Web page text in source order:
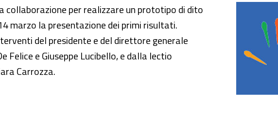
di un sistema protesico nelle amputazioni digitali della
collaborazione per realizzare un prototipo di dito
marzo la presentazione dei primi risultati.
del presidente e del direttore generale
Felice e Giuseppe Lucibello, e dalla lectio
Carrozza.